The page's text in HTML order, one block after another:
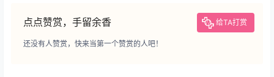
点点赞赏，手留余香 给TA打赏
还没有人赞赏，快来当第一个赞赏的人吧！